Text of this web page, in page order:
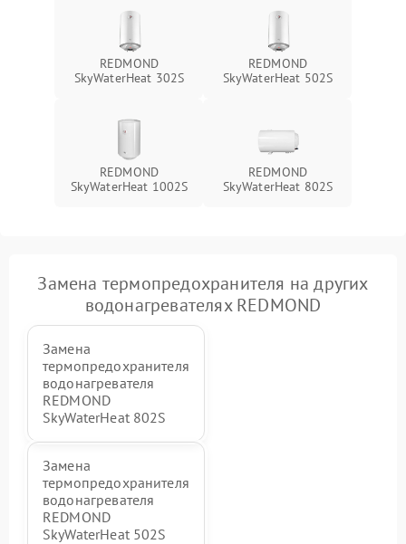
REDMOND
SkyWaterHeat 302S
REDMOND
SkyWaterHeat 502S
REDMOND
SkyWaterHeat 1002S
REDMOND
SkyWaterHeat 802S
Замена термопредохранителя на других
водонагревателях REDMOND
Замена
термопредохранителя
водонагревателя
REDMOND
SkyWaterHeat 802S
Замена
термопредохранителя
водонагревателя
REDMOND
SkyWaterHeat 502S